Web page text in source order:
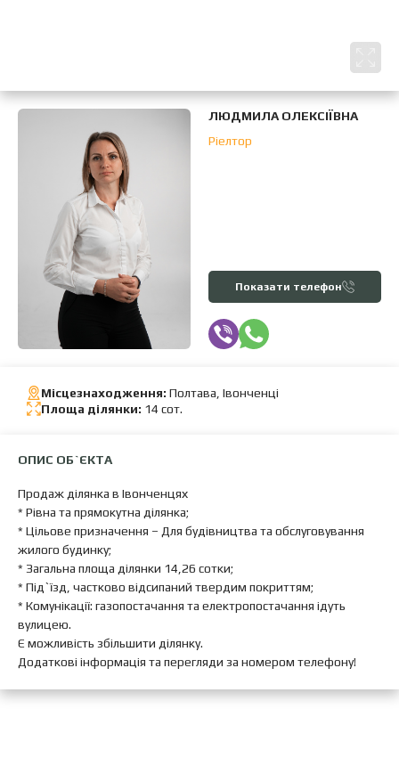
ЛЮДМИЛА ОЛЕКСІЇВНА
Ріелтор
Показати телефон
Місцезнаходження: Полтава, Івонченці
Площа ділянки: 14 сот.
ОПИС ОБ`ЄКТА
Продаж ділянка в Івонченцях
* Рівна та прямокутна ділянка;
* Цільове призначення – Для будівництва та обслуговування
жилого будинку;
* Загальна площа ділянки 14,26 сотки;
* Під`їзд, частково відсипаний твердим покриттям;
* Комунікації: газопостачання та електропостачання ідуть
вулицею.
Є можливість збільшити ділянку.
Додаткові інформація та перегляди за номером телефону!